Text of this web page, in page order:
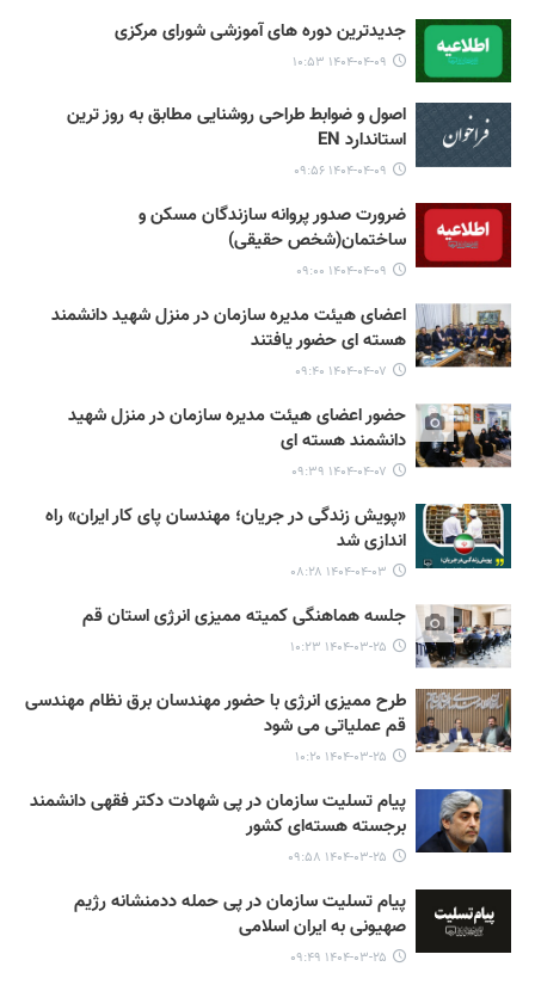
جدیدترین دوره های آموزشی شورای مرکزی
۱۴۰۴-۰۴-۰۹ ۱۰:۵۳
اصول و ضوابط طراحی روشنایی مطابق به روز ترین
استاندارد EN
۱۴۰۴-۰۴-۰۹ ۰۹:۵۶
ضرورت صدور پروانه سازندگان مسکن و
ساختمان(شخص حقیقی)
۱۴۰۴-۰۴-۰۹ ۰۹:۰۰
اعضای هیئت مدیره سازمان در منزل شهید دانشمند
هسته ای حضور یافتند
۱۴۰۴-۰۴-۰۷ ۰۹:۴۰
حضور اعضای هیئت مدیره سازمان در منزل شهید
دانشمند هسته ای
۱۴۰۴-۰۴-۰۷ ۰۹:۳۹
«پویش زندگی در جریان؛ مهندسان پای کار ایران» راه
اندازی شد
۱۴۰۴-۰۴-۰۳ ۰۸:۲۸
جلسه هماهنگی کمیته ممیزی انرژی استان قم
۱۴۰۴-۰۳-۲۵ ۱۰:۲۳
طرح ممیزی انرژی با حضور مهندسان برق نظام مهندسی
قم عملیاتی می شود
۱۴۰۴-۰۳-۲۵ ۱۰:۲۰
پیام تسلیت سازمان در پی شهادت دکتر فقهی دانشمند
برجسته هسته‌ای کشور
۱۴۰۴-۰۳-۲۵ ۰۹:۵۸
پیام تسلیت سازمان در پی حمله ددمنشانه رژیم
صهیونی به ایران اسلامی
۱۴۰۴-۰۳-۲۵ ۰۹:۴۹